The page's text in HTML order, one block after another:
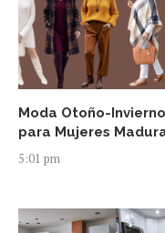
Moda Otoño-Invierno
para Mujeres
5:01 pm